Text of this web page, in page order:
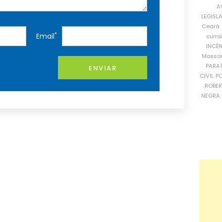
Email*
ENVIAR
Ceará
CIVIL
NEGRA